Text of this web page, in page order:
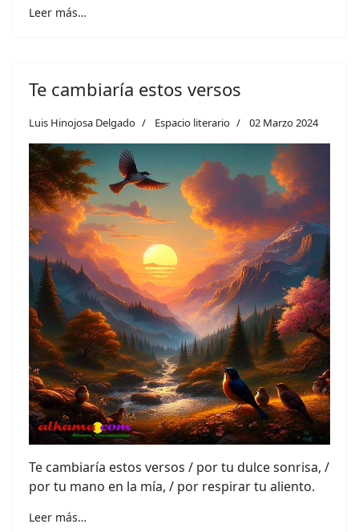
Leer más…
Te cambiaría estos versos
Luis Hinojosa Delgado Espacio literario 02 Marzo 2024
Te cambiaría estos versos / por tu dulce sonrisa, /
por tu mano en la mía, / por respirar tu aliento.
Leer más…